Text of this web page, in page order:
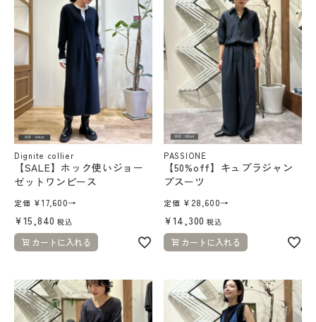
Dignite collier
【SALE】ホック使いジョー
ゼットワンピース
定価 ¥17,600→
¥15,840 税込
カートに入れる
PASSIONE
【50%off】キュプラジャン
プスーツ
定価 ¥ 28,600→
¥14,300 税込
カートに入れる